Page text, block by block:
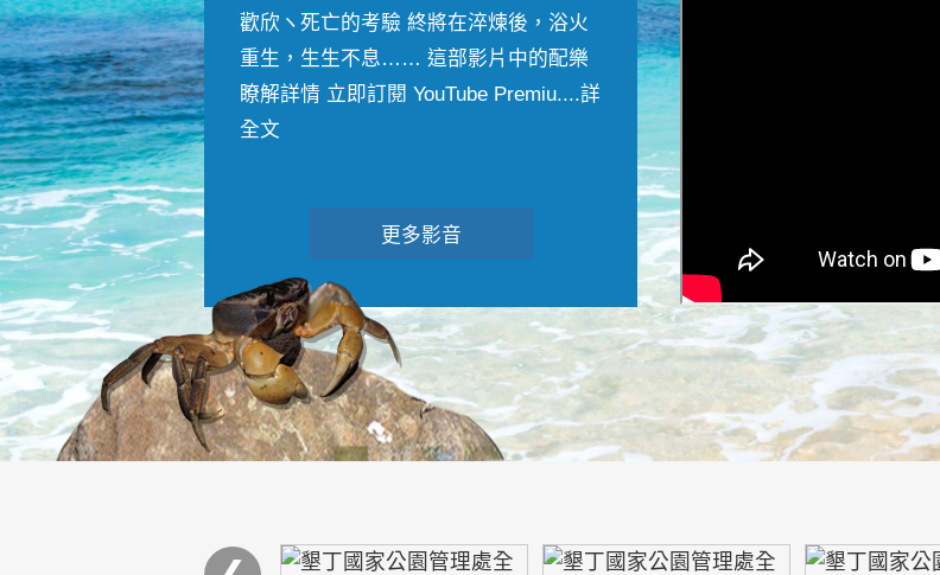
歡欣ヽ死亡的考驗 終將在淬煉後，浴火
重生，生生不息…… 這部影片中的配樂
瞭解詳情 立即訂閱 YouTube Premiu....詳
全文
更多影音